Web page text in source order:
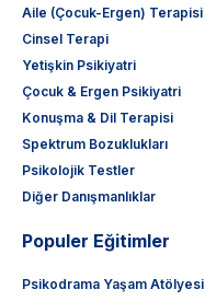
Aile (Çocuk-Ergen) Terapisi
Cinsel Terapi
Yetişkin Psikiyatri
Çocuk & Ergen Psikiyatri
Konuşma & Dil Terapisi
Spektrum Bozuklukları
Psikolojik Testler
Diğer Danışmanlıklar
Populer Eğitimler
Psikodrama Yaşam Atölyesi